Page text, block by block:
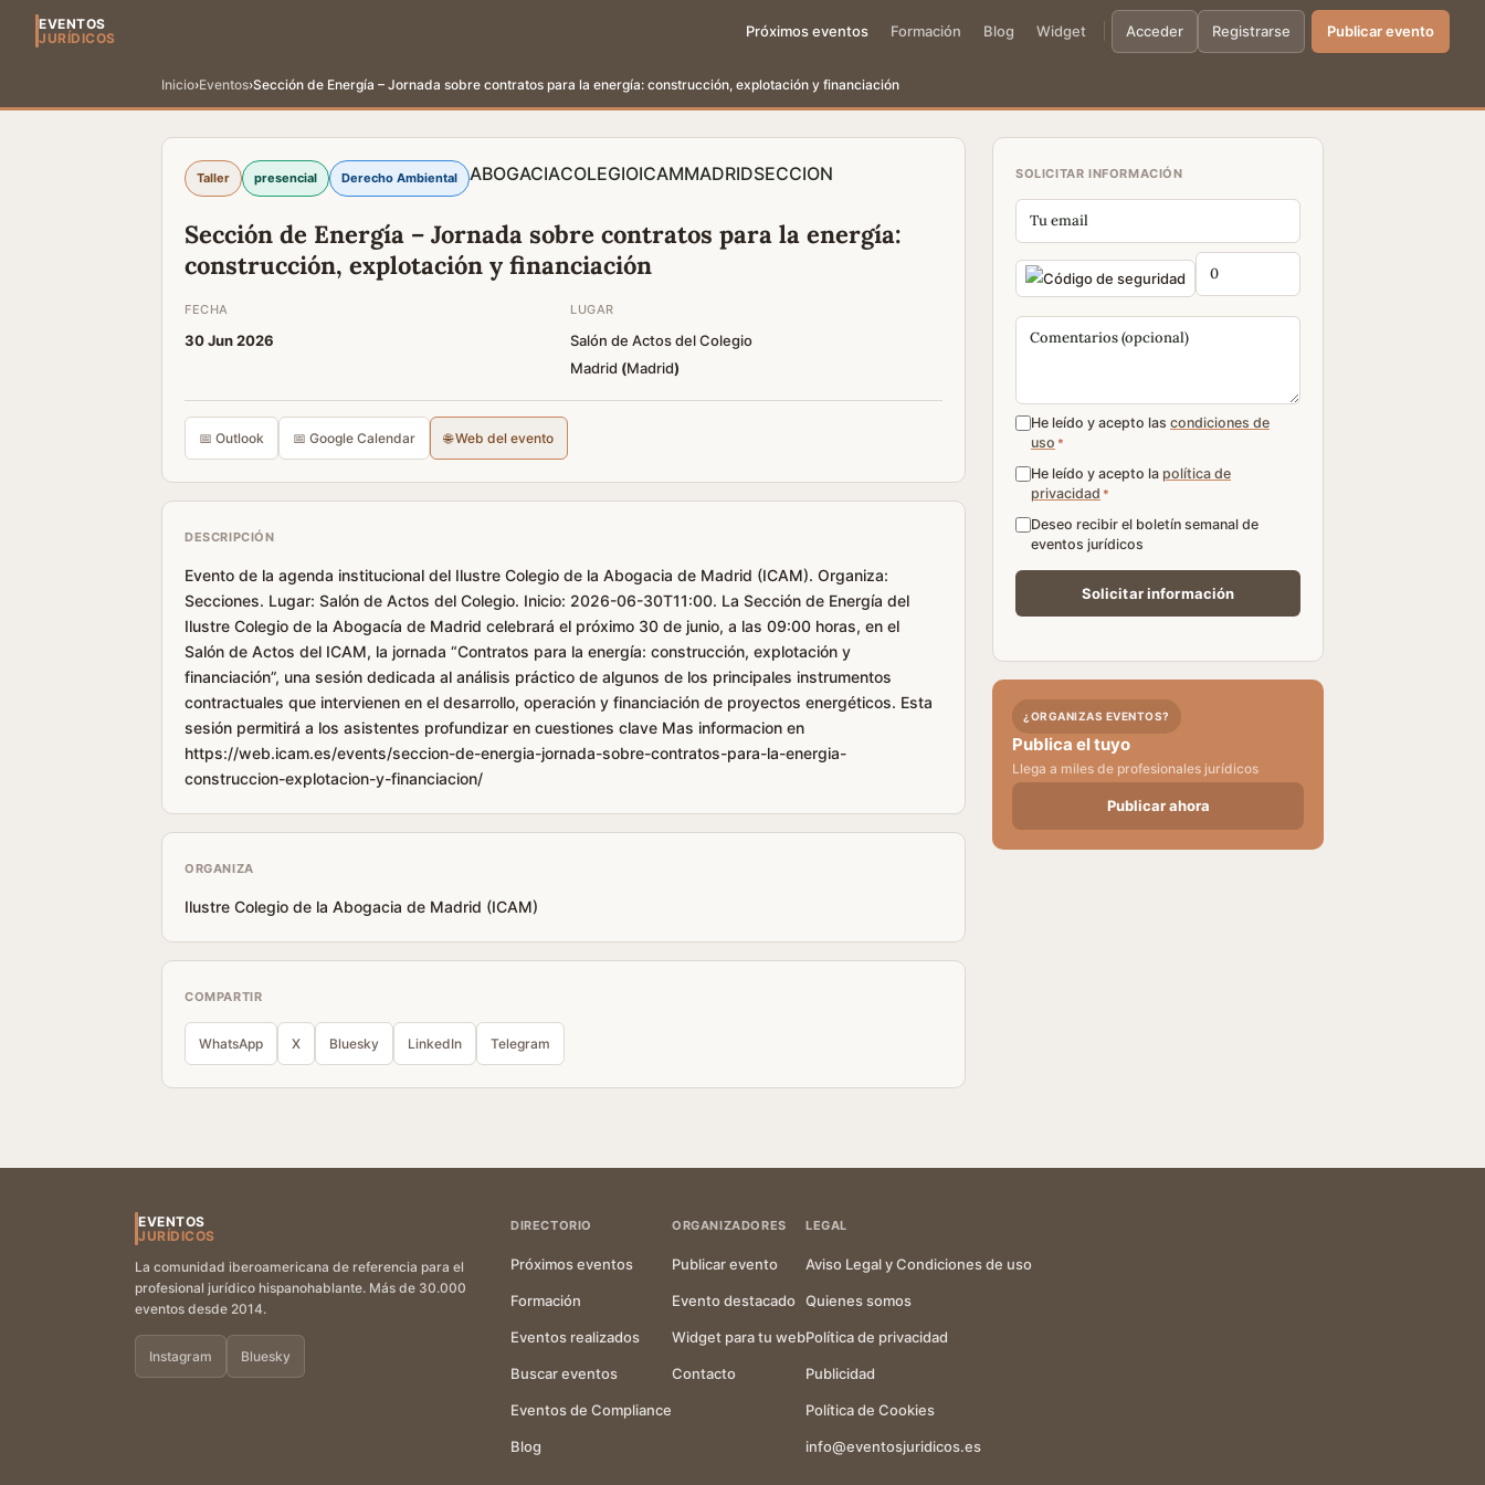
EVENTOS
JURÍDICOS
Próximos eventos Formación Blog Widget Acceder Registrarse Publicar evento
Inicio›Eventos›Sección de Energía – Jornada sobre contratos para la energía: construcción, explotación y financiación
Taller presencial Derecho Ambiental ABOGACIACOLEGIOICAMMADRIDSECCION
Sección de Energía – Jornada sobre contratos para la energía:
construcción, explotación y financiación
FECHA
30 Jun 2026
LUGAR
Salón de Actos del Colegio
Madrid (Madrid)
📅 Outlook 📅 Google Calendar 🌐 Web del evento
DESCRIPCIÓN
Evento de la agenda institucional del Ilustre Colegio de la Abogacia de Madrid (ICAM). Organiza:
Secciones. Lugar: Salón de Actos del Colegio. Inicio: 2026-06-30T11:00. La Sección de Energía del
Ilustre Colegio de la Abogacía de Madrid celebrará el próximo 30 de junio, a las 09:00 horas, en el
Salón de Actos del ICAM, la jornada “Contratos para la energía: construcción, explotación y
financiación”, una sesión dedicada al análisis práctico de algunos de los principales instrumentos
contractuales que intervienen en el desarrollo, operación y financiación de proyectos energéticos. Esta
sesión permitirá a los asistentes profundizar en cuestiones clave Mas informacion en
https://web.icam.es/events/seccion-de-energia-jornada-sobre-contratos-para-la-energia-
construccion-explotacion-y-financiacion/
ORGANIZA
Ilustre Colegio de la Abogacia de Madrid (ICAM)
COMPARTIR
WhatsApp X Bluesky LinkedIn Telegram
SOLICITAR INFORMACIÓN
He leído y acepto las condiciones de
uso *
He leído y acepto la política de
privacidad *
Deseo recibir el boletín semanal de
eventos jurídicos
¿ORGANIZAS EVENTOS?
Publica el tuyo
Llega a miles de profesionales jurídicos
Publicar ahora
EVENTOS
JURÍDICOS
La comunidad iberoamericana de referencia para el
profesional jurídico hispanohablante. Más de 30.000
eventos desde 2014.
Instagram Bluesky
DIRECTORIO
Próximos eventos
Formación
Eventos realizados
Buscar eventos
Eventos de Compliance
Blog
ORGANIZADORES
Publicar evento
Evento destacado
Widget para tu web
Contacto
LEGAL
Aviso Legal y Condiciones de uso
Quienes somos
Política de privacidad
Publicidad
Política de Cookies
info@eventosjuridicos.es